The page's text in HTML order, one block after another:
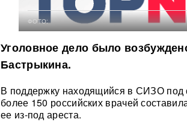
ФОТО:
Уголовное дело было
Бастрыкина.
В поддержку находящийся в СИЗО
более 150 российских врачей
ее из-под ареста.